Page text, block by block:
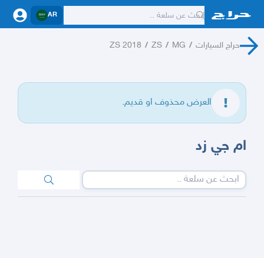
AR
حراج السيارات /
MG
/
ZS
/
ZS 2018
العرض محذوف او قديم.
ام جي زد